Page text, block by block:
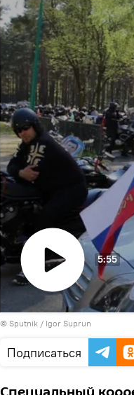
Воспроизвести
видео
5:55
© Sputnik / Igor Suprun
Подписаться